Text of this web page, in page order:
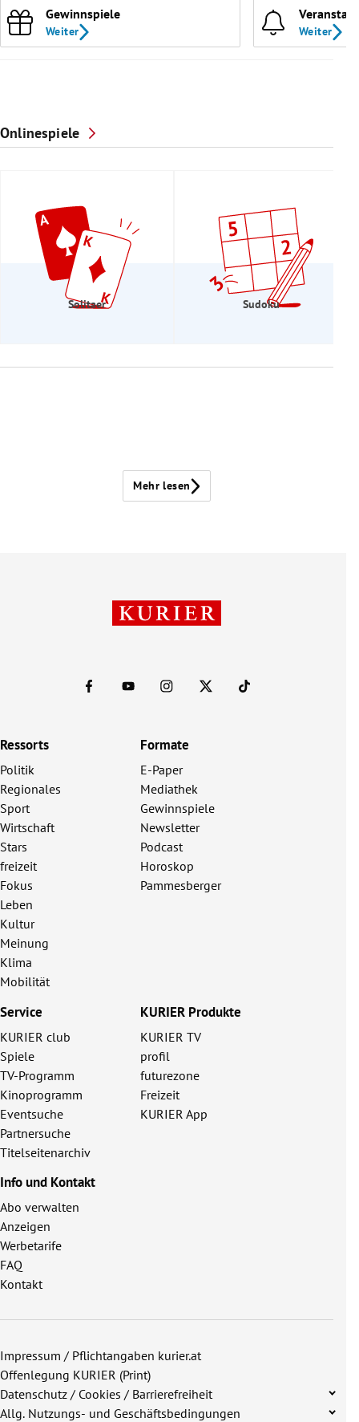
Gewinnspiele
Weiter Weiter
Onlinespiele
Solitaer Sudoku
Mehr lesen
Ressorts
Politik
Regionales
Sport
Wirtschaft
Stars
freizeit
Fokus
Leben
Kultur
Meinung
Klima
Mobilität
Formate
E-Paper
Mediathek
Gewinnspiele
Newsletter
Podcast
Horoskop
Pammesberger
Service
KURIER club
Spiele
TV-Programm
Kinoprogramm
Eventsuche
Partnersuche
Titelseitenarchiv
KURIER Produkte
KURIER TV
profil
futurezone
Freizeit
KURIER App
Info und Kontakt
Abo verwalten
Anzeigen
Werbetarife
FAQ
Kontakt
Impressum / Pflichtangaben kurier.at
Offenlegung KURIER (Print)
Datenschutz / Cookies / Barrierefreiheit
Allg. Nutzungs- und Geschäftsbedingungen